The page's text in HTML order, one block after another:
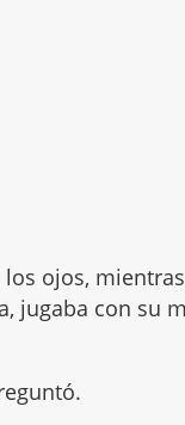
ojos,
jugaba con su